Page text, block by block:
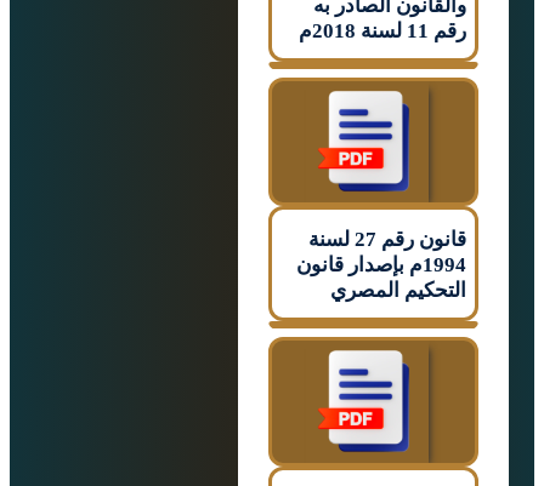
الصادر به
قانون رقم 27 لسنة
1994م بإصدار قانون
المصري